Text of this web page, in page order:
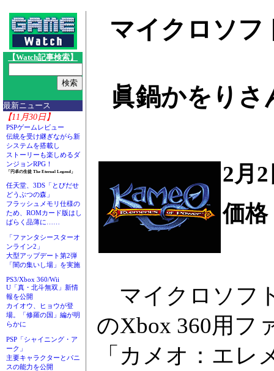
【Watch記事検索】
最新ニュース
【11月30日】
PSPゲームレビュー
伝統を受け継ぎながら新
システムを搭載し
ストーリーも楽しめるダ
ンジョンRPG！
「円卓の生徒 The Eternal Legend」
任天堂、3DS「とびだせ
どうぶつの森」
フラッシュメモリ仕様の
ため、ROMカード版はし
ばらく品薄に……
「ファンタシースターオ
ンライン2」
大型アップデート第2弾
「闇の集いし場」を実施
PS3/Xbox 360/Wii
U「真・北斗無双」新情
報を公開
カイオウ、ヒョウが登
場。「修羅の国」編が明
らかに
PSP「シャイニング・ア
ーク」
主要キャラクターとパニ
スの能力を公開
マイクロソフ
眞鍋かをりさ
2月
価格
マイクロソフ
のXbox 360用フ
「カメオ：エ